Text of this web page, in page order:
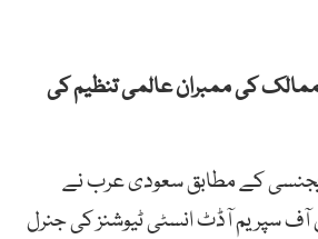
عرب کو 195 ممالک کی ممبران عالمی تنظیم کی
کے مطابق سعودی عرب نے
آف سپریم آڈٹ انسٹی ٹیوشنز کی جنرل